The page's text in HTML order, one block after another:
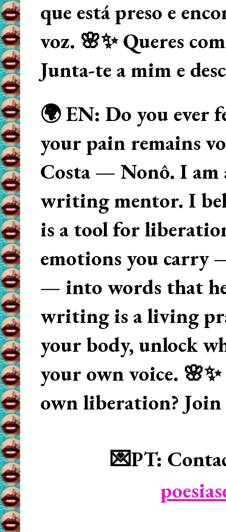
que está preso e
voz. 🌸✨ Queres
Junta-te a mim e
🌍 EN: Do you ever
your pain remains
Costa — Nonô. I am
writing mentor. I
is a tool for
emotions you carry
— into words that
writing is a living
your body, unlock
your own voice.
own liberation? Join
💌PT: